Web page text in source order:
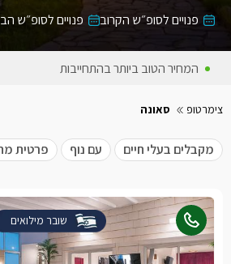
פנויים לסופ״ש הקרוב פנויים לסופ״ש
המחירים באתר כוללים מע״מ
צימרטופ סאונה
מקבלים בעלי חיים עם נוף פרטית
שובר מילואים